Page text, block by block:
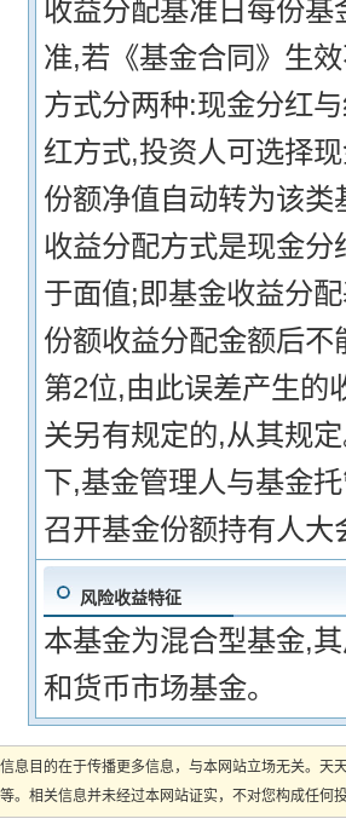
收益分配基准日每份
准,若《基金合同》生
方式分两种:现金分红
红方式,投资人可选择
份额净值自动转为该
收益分配方式是现金
于面值;即基金收益分
份额收益分配金额后
第2位,由此误差产生的
关另有规定的,从其规
下,基金管理人与基金
召开基金份额持有人大
风险收益特征
本基金为混合型基金,
和货币市场基金。
息目的在于传播更多信息，与本网站立场无关。
。相关信息并未经过本网站证实，不对您构成任